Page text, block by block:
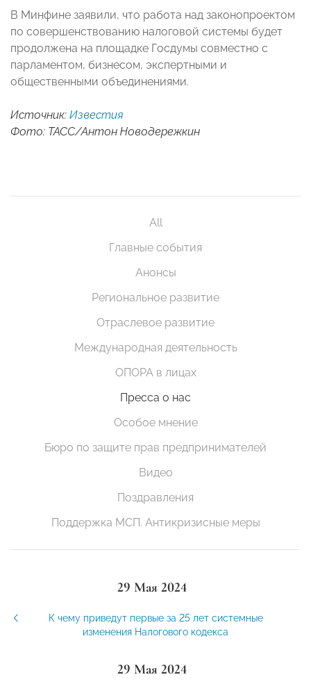
В Минфине заявили, что работа над законопроектом
по совершенствованию налоговой системы будет
продолжена на площадке Госдумы совместно с
парламентом, бизнесом, экспертными и
общественными объединениями.
Источник: Известия
Фото: ТАСС/Антон Новодережкин
All
Главные события
Анонсы
Региональное развитие
Отраслевое развитие
Международная деятельность
ОПОРА в лицах
Пресса о нас
Особое мнение
Бюро по защите прав предпринимателей
Видео
Поздравления
Поддержка МСП. Антикризисные меры
29 Мая 2024
К чему приведут первые за 25 лет системные
изменения Налогового кодекса
29 Мая 2024